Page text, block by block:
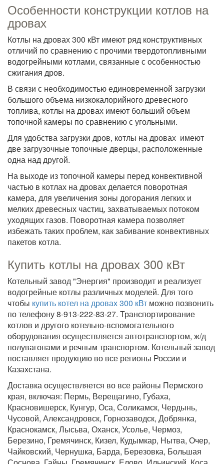
Особенности конструкции котлов на
дровах
Котлы на дровах 300 кВт имеют ряд конструктивных
отличий по сравнению с прочими твердотопливными
водогрейными котлами, связанные с особенностью
сжигания дров.
В связи с необходимостью единовременной загрузки
большого объема низкокалорийного древесного
топлива, котлы на дровах имеют больший объем
топочной камеры по сравнению с угольными.
Для удобства загрузки дров, котлы на дровах имеют
две загрузочные топочные дверцы, расположенные
одна над другой.
На выходе из топочной камеры перед конвективной
частью в котлах на дровах делается поворотная
камера, для увеличения зоны догорания легких и
мелких древесных частиц, захватываемых потоком
уходящих газов. Поворотная камера позволяет
избежать таких проблем, как забивание конвективных
пакетов котла.
Купить котлы на дровах 300 кВт
Котельный завод "Энергия" производит и реализует
водогрейные котлы различных моделей. Для того
чтобы купить котел на дровах 300 кВт можно позвонить
по телефону 8-913-222-83-27. Транспортирование
котлов и другого котельно-вспомогательного
оборудования осуществляется автотранспортом, ж/д
полувагонами и речным транспортом. Котельный завод
поставляет продукцию во все регионы России и
Казахстана.
Доставка осуществляется во все районы Пермского
края, включая: Пермь, Верещагино, Губаха,
Красновишерск, Кунгур, Оса, Соликамск, Чердынь,
Чусовой, Александровск, Горнозаводск, Добрянка,
Краснокамск, Лысьва, Оханск, Усолье, Чермоз,
Березино, Гремячинск, Кизел, Кудымкар, Нытва, Очер,
Чайковский, Чернушка, Барда, Березовка, Большая